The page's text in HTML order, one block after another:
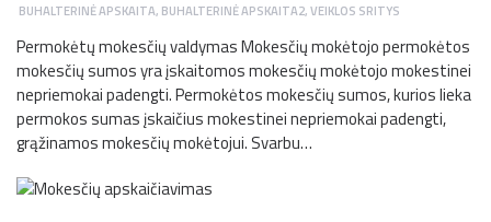
BUHALTERINĖ APSKAITA, BUHALTERINĖ APSKAITA2,VEIKLOS SRITYS
Permokėtų mokesčių valdymas Mokesčių mokėtojo permokėtos
mokesčių sumos yra įskaitomos mokesčių mokėtojo mokestinei
nepriemokai padengti. Permokėtos mokesčių sumos, kurios lieka
permokos sumas įskaičius mokestinei nepriemokai padengti,
grąžinamos mokesčių mokėtojui. Svarbu…